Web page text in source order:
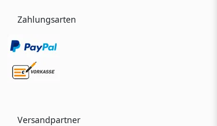
Zahlungsarten
Versandpartner